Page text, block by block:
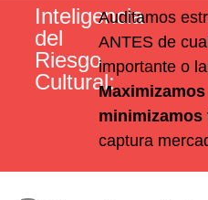
Inteligencia
del
Riesgo
Cultural:
Auditamos
ANTES de
importante o
minimizamos
captura